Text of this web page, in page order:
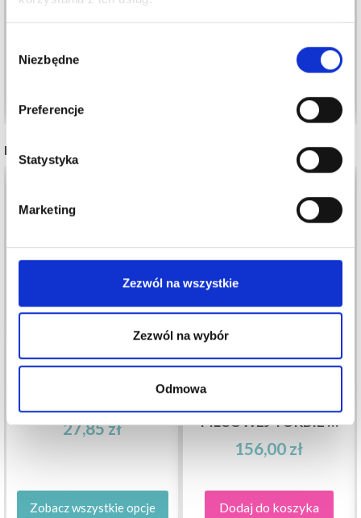
zgody
Niezbędne
Preferencje
Statystyka
Marketing
Zezwól na wszystkie
Zezwól na wybór
Odmowa
DESIGN
DESIGN
167,00 zł
INNI TEŻ WIDZIELI
27,85 zł
Zobacz wszystkie opcje
FILCOWEJ TORBIE Z
100 SZPILKAMI W
KSZTAŁCIE T,
156,00 zł
Dodaj do koszyka